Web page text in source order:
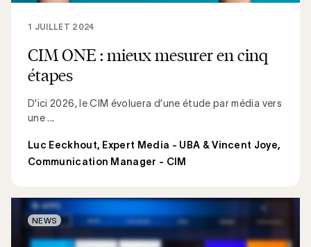
CIM ONE : mieux mesurer en cinq
étapes
D’ici 2026, le CIM évoluera d’une étude par média vers
une ...
1 JUILLET 2024
Luc Eeckhout, Expert Media - UBA & Vincent Joye,
Communication Manager - CIM
NEWS